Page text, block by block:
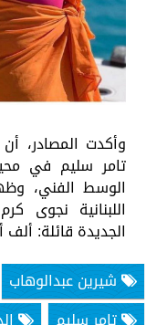
وأكدت المصادر،
تامر سليم في
الوسط الفني،
اللبنانية نجوى
الجديدة قائلة:
شيرين عبدالوهاب